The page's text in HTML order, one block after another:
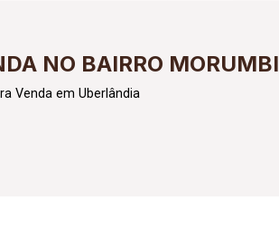
NO BAIRRO MORUMBI
Venda em Uberlândia